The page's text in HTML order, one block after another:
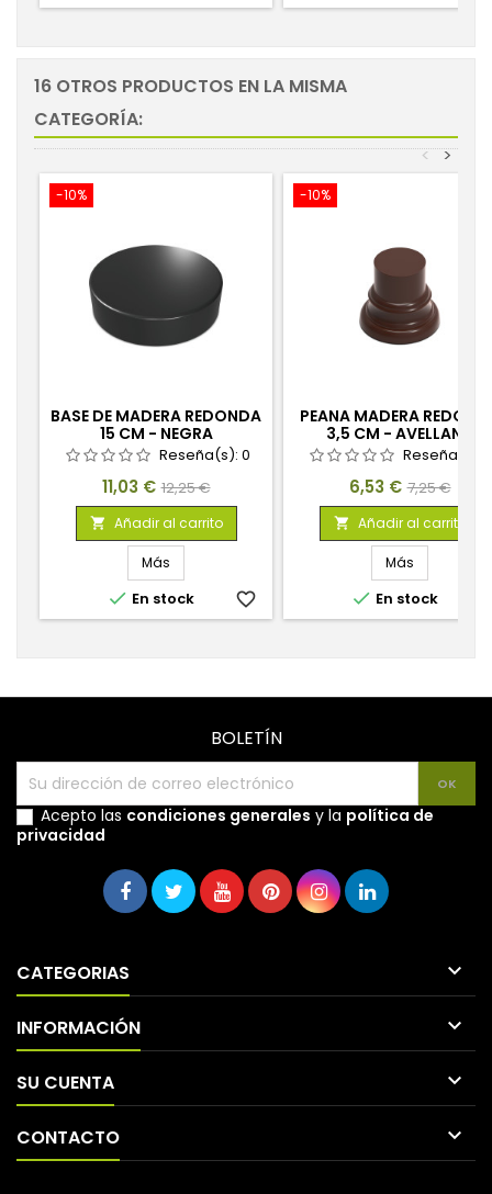
16 OTROS PRODUCTOS EN LA MISMA
CATEGORÍA:
>
<
-10%
BASE DE MADERA REDONDA
15 CM - NEGRA
Reseña(s): 0
Precio
11,03 € Precio
base
12,25 €
 Añadir al carrito
Más
 En stock favorite_border
-10%
PEANA MADERA
3,5 CM - AVELLANA
Reseña(s):
Precio
6,53 € Precio
base
7,25 €
 Añadir al carrito
Más
 En stock
BOLETÍN
Acepto las condiciones generales y la política de
privacidad
CATEGORIAS 
INFORMACIÓN 
SU CUENTA 
CONTACTO 